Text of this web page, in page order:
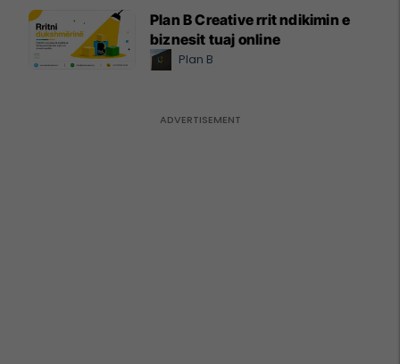
Plan B Creative rrit ndikimin e
biznesit tuaj online
Plan B